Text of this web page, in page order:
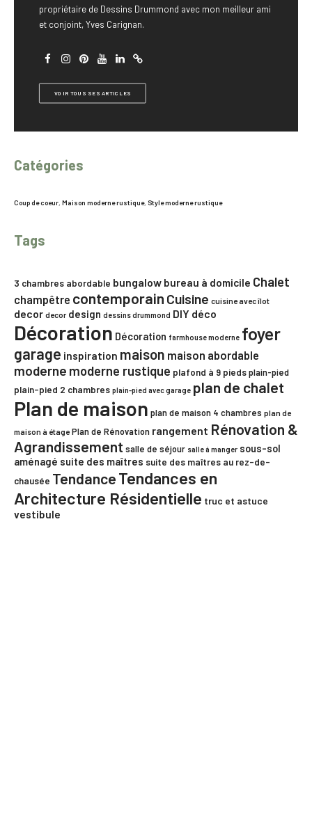
propriétaire de Dessins Drummond avec mon meilleur ami
et conjoint, Yves Carignan.
VOIR TOUS SES ARTICLES
Catégories
Coup de coeur, Maison moderne rustique, Style moderne rustique
Tags
3 chambres abordable bungalow bureau à domicile Chalet
champêtre contemporain Cuisine cuisine avec îlot
decor decor design dessins drummond DIY déco
Décoration Décoration farmhouse moderne foyer
garage inspiration maison maison abordable
moderne moderne rustique plafond à 9 piedsplain-pied
plain-pied 2 chambres plain-pied avec garage plan de chalet
Plan de maison plan de maison 4 chambres plan de
maison à étage Plan de Rénovation rangement Rénovation &
Agrandissement salle de séjour salle à manger sous-sol
aménagé suite des maîtres suite des maîtres au rez-de-
chausée Tendance Tendances en
Architecture Résidentielle truc et astuce
vestibule